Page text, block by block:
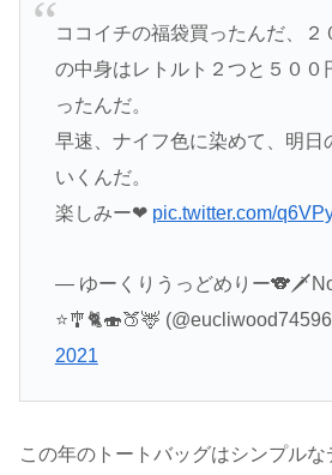
ココイチの福袋買ったんだ、２
の中身はレトルト２つと５００
ったんだ。
早速、ナイフ色に染めて、明日
いくんだ。
楽しみー❤ pic.twitter.com/
— ゆーくりうっどめりー
⭐🎐🐈🍣🍑🦌
2021
この年のトートバッグはシンプル